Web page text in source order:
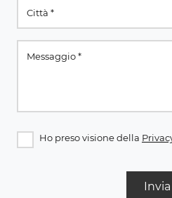
Ho preso visione della
Invia